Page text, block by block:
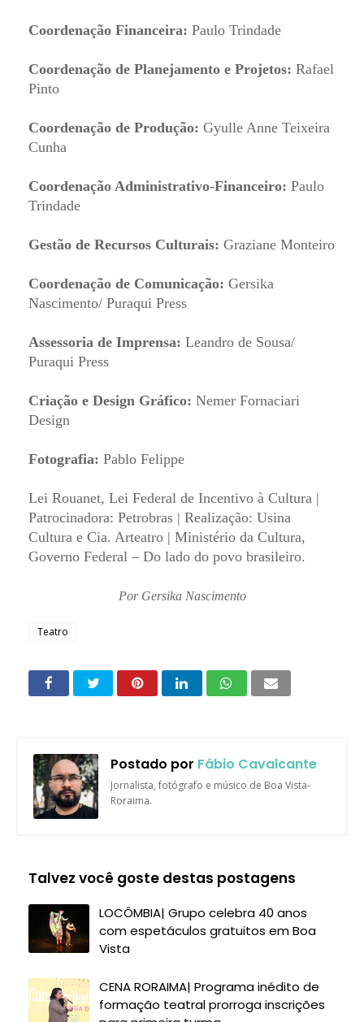
Coordenação Financeira: Paulo Trindade
Coordenação de Planejamento e Projetos: Rafael
Pinto
Coordenação de Produção: Gyulle Anne Teixeira
Cunha
Coordenação Administrativo-Financeiro: Paulo
Trindade
Gestão de Recursos Culturais: Graziane Monteiro
Coordenação de Comunicação: Gersika
Nascimento/ Puraqui Press
Assessoria de Imprensa: Leandro de Sousa/
Puraqui Press
Criação e Design Gráfico: Nemer Fornaciari
Design
Fotografia: Pablo Felippe
Lei Rouanet, Lei Federal de Incentivo à Cultura |
Patrocinadora: Petrobras | Realização: Usina
Cultura e Cia. Arteatro | Ministério da Cultura,
Governo Federal – Do lado do povo brasileiro.
Por Gersika Nascimento
Teatro
Postado por Fábio Cavalcante
Jornalista, fotógrafo e músico de Boa Vista-
Roraima.
Talvez você goste destas postagens
LOCÔMBIA| Grupo celebra 40 anos
com espetáculos gratuitos em Boa
Vista
CENA RORAIMA| Programa inédito de
formação teatral prorroga inscrições